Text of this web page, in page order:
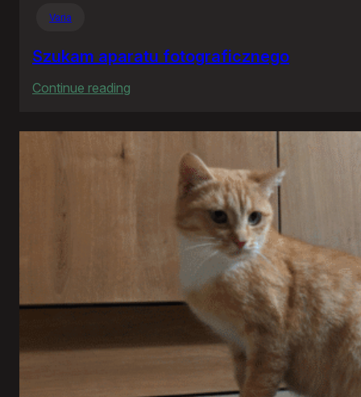
Varia
Szukam aparatu fotograficznego
Continue reading
aparatu
fotograficznego